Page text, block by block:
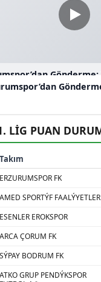
Gönderme:
LİG PUAN
Takım
ERZURUMSPOR FK
AMED SPORTÝF FAALÝYETLER
ESENLER EROKSPOR
ARCA ÇORUM FK
SÝPAY BODRUM FK
ATKO GRUP PENDÝKSPOR